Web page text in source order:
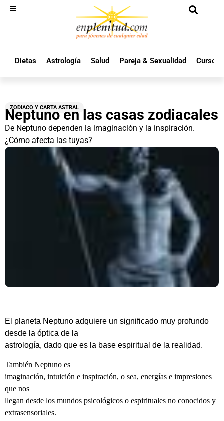
Dietas Astrología Salud Pareja & Sexualidad Cursos
ZODIACO Y CARTA ASTRAL
Neptuno en las casas zodiacales
De Neptuno dependen la imaginación y la inspiración.
¿Cómo afecta las tuyas?
El planeta Neptuno adquiere un significado muy profundo
desde la óptica de la
astrología, dado que es la base espiritual de la realidad.
También Neptuno es
imaginación, intuición e inspiración, o sea, energías e impresiones
que nos
llegan desde los mundos psicológicos o espirituales no conocidos y
extrasensoriales.